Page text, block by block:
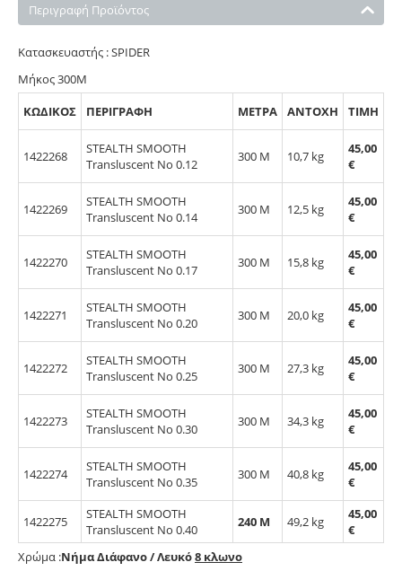
Περιγραφή Προϊόντος
Κατασκευαστής : SPIDER
Μήκος 300M
ΚΩΔΙΚΟΣ
ΠΕΡΙΓΡΑΦΗ ΜΕΤΡΑ ΑΝΤΟΧΗ ΤΙΜΗ
1422268
STEALTH SMOOTH
Transluscent No 0.12
300 M 10,7 kg
45,00
€
1422269
STEALTH SMOOTH
Transluscent No 0.14
300 M 12,5 kg
45,00
€
1422270
STEALTH SMOOTH
Transluscent No 0.17
300 M 15,8 kg
45,00
€
1422271
STEALTH SMOOTH
Transluscent No 0.20
300 M 20,0 kg
45,00
€
1422272
STEALTH SMOOTH
Transluscent No 0.25
300 M 27,3 kg
45,00
€
1422273
STEALTH SMOOTH
Transluscent No 0.30
300 M 34,3 kg
45,00
€
1422274
STEALTH SMOOTH
Transluscent No 0.35
300 M 40,8 kg
45,00
€
1422275
STEALTH SMOOTH
Transluscent No 0.40
240 M 49,2 kg
45,00
€
Χρώμα :Νήμα Διάφανο / Λευκό8 κλωνο